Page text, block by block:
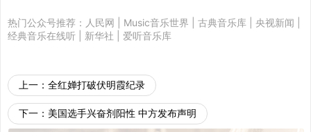
热门公众号推荐： 人民网 Music音乐世界 古典音乐库 央视新闻
经典音乐在线听
新华社 爱听音乐库
上一： 全红婵打破伏明霞纪录
下一： 美国选手兴奋剂阳性 中方发布声明